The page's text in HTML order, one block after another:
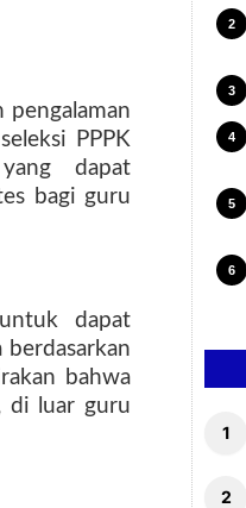
PPPK
dapat
bagi guru
dapat
bahwa
di luar guru